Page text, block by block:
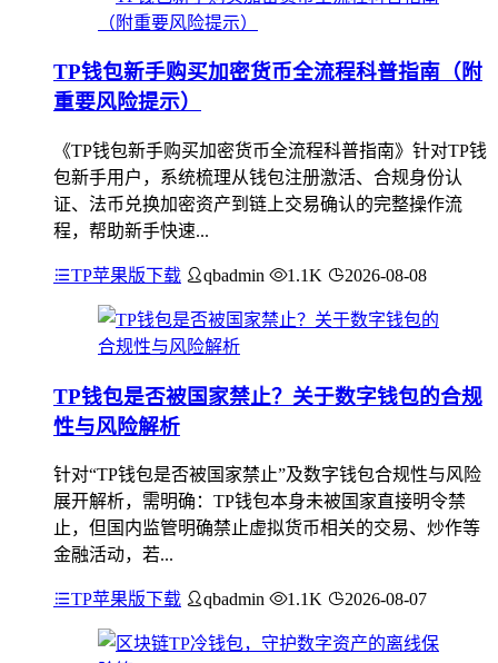
TP钱包新手购买加密货币全流程科普指南（附
重要风险提示）
《TP钱包新手购买加密货币全流程科普指南》针对TP钱
包新手用户，系统梳理从钱包注册激活、合规身份认
证、法币兑换加密资产到链上交易确认的完整操作流
程，帮助新手快速...
TP苹果版下载 qbadmin 1.1K 2026-08-08
TP钱包是否被国家禁止？关于数字钱包的合规
性与风险解析
针对“TP钱包是否被国家禁止”及数字钱包合规性与风险
展开解析，需明确：TP钱包本身未被国家直接明令禁
止，但国内监管明确禁止虚拟货币相关的交易、炒作等
金融活动，若...
TP苹果版下载 qbadmin 1.1K 2026-08-07